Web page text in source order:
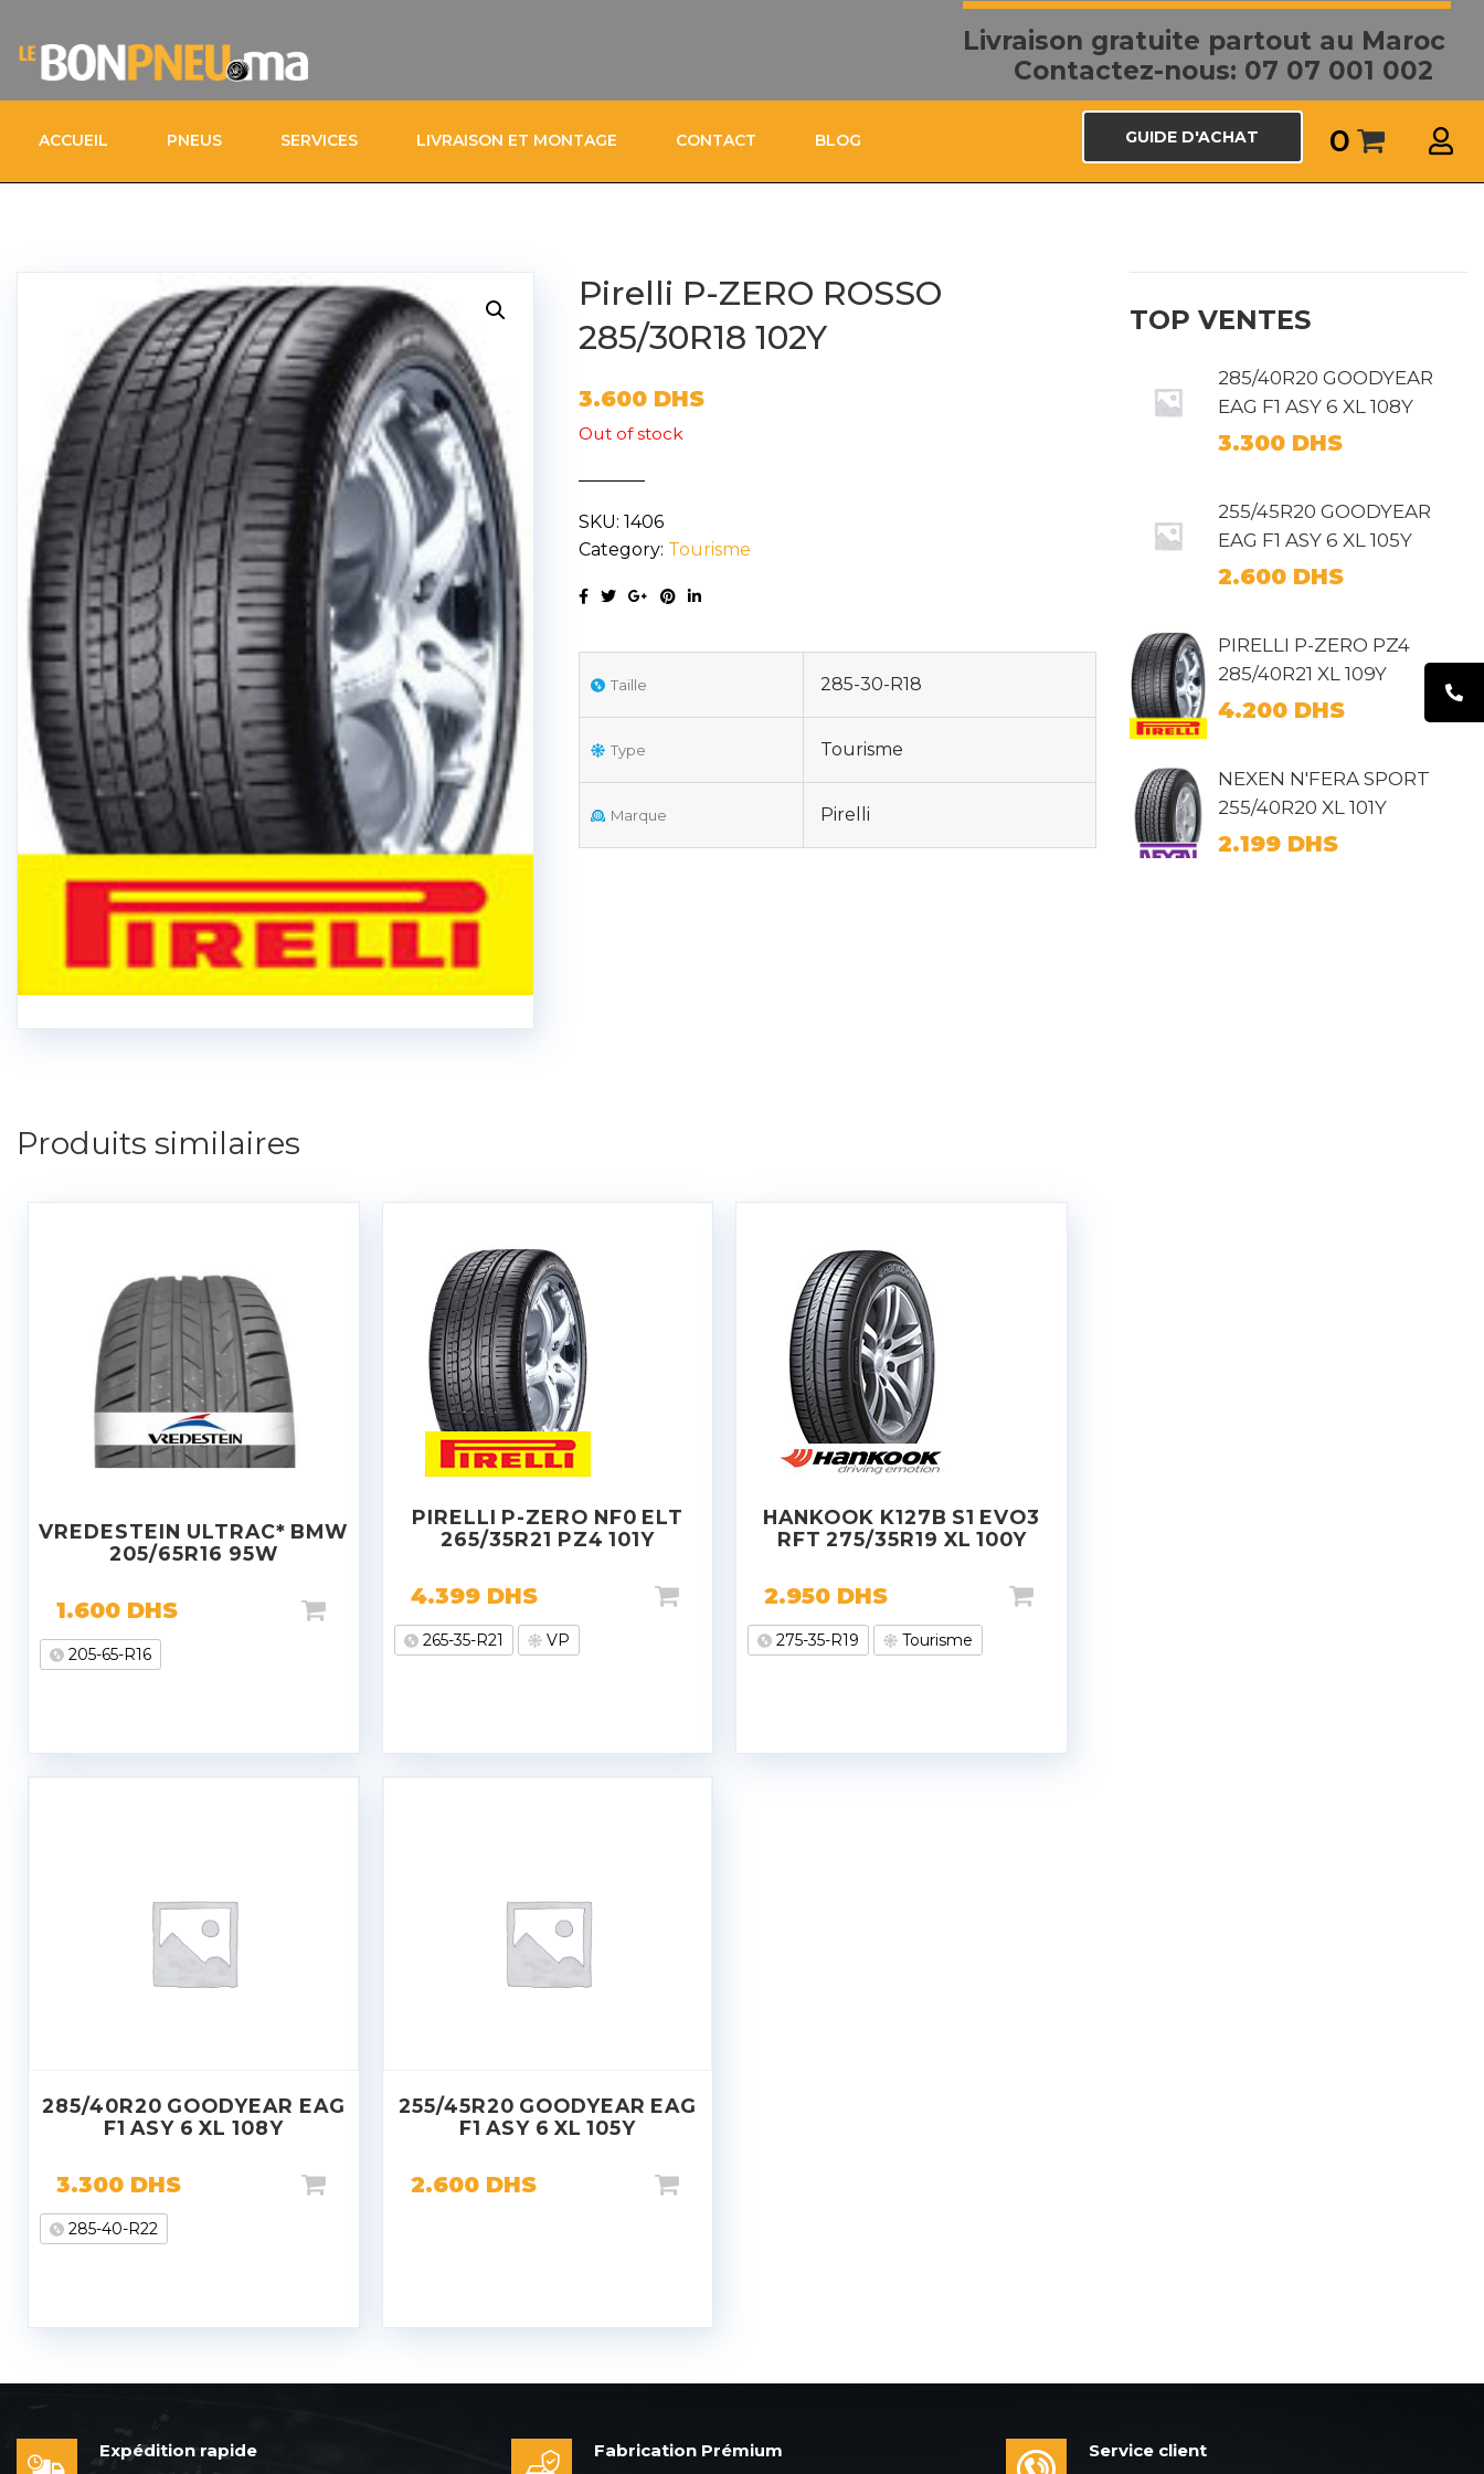
Livraison gratuite partout au Maroc
Contactez-nous: 07 07 001 002
ACCUEIL PNEUS SERVICES LIVRAISON ET MONTAGE CONTACT BLOG GUIDE D'ACHAT 0
Pirelli P-ZERO ROSSO
285/30R18 102Y
3.600 DHS
Out of stock
SKU: 1406
Category: Tourisme
Taille 285-30-R18
Type Tourisme
Marque Pirelli
Produits similaires
VREDESTEIN ULTRAC* BMW
205/65R16 95W
1.600 DHS
205-65-R16
PIRELLI P-ZERO NF0 ELT
265/35R21 PZ4 101Y
4.399 DHS
265-35-R21 VP
HANKOOK K127B S1 EVO3
RFT 275/35R19 XL 100Y
2.950 DHS
275-35-R19 Tourisme
285/40R20 GOODYEAR EAG
F1 ASY 6 XL 108Y
3.300 DHS
285-40-R22
255/45R20 GOODYEAR EAG
F1 ASY 6 XL 105Y
2.600 DHS
TOP VENTES
285/40R20 GOODYEAR
EAG F1 ASY 6 XL 108Y
3.300 DHS
255/45R20 GOODYEAR
EAG F1 ASY 6 XL 105Y
2.600 DHS
PIRELLI P-ZERO PZ4
285/40R21 XL 109Y
4.200 DHS
NEXEN N'FERA SPORT
255/40R20 XL 101Y
2.199 DHS
Expédition rapide Fabrication Prémium Service client